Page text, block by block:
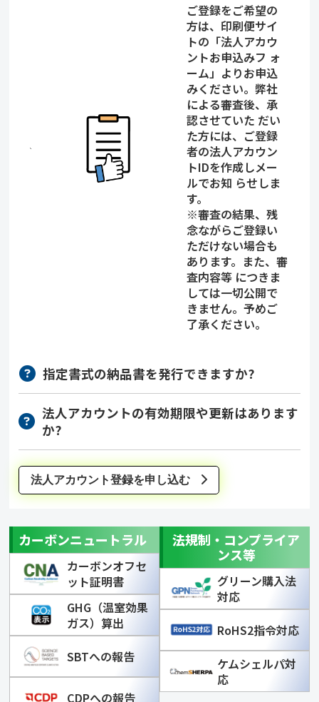
カーボンニュートラル
カーボンオフセ
ット証明書
GHG（温室効果
ガス）算出
SBTへの報告
CDPへの報告
法規制・コンプライア
ンス等
グリーン購入法
対応
RoHS2指令対応
ケムシェルパ対
応
ご登録をご希望の
方は、印刷便サイ
トの「法人アカウ
ントお申込みフ ォ
ーム」よりお申込
みください。弊社
による審査後、承
認させていた だい
た方には、ご登録
者の法人アカウン
トIDを作成しメー
ルでお知 らせしま
す。
※審査の結果、残
念ながらご登録い
ただけない場合も
あります。また、審
査内容等 につきま
しては一切公開で
きません。予めご
了承ください。
指定書式の納品書を発行できますか?
法人アカウントの有効期限や更新はあります
か?
法人アカウント登録を申し込む